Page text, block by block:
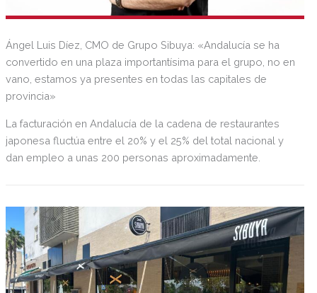
Ángel Luis Díez, CMO de Grupo Sibuya: «Andalucía se ha
convertido en una plaza importantísima para el grupo, no en
vano, estamos ya presentes en todas las capitales de
provincia»
La facturación en Andalucía de la cadena de restaurantes
japonesa fluctúa entre el 20% y el 25% del total nacional y
dan empleo a unas 200 personas aproximadamente.